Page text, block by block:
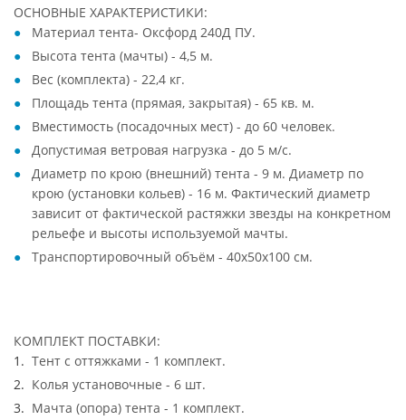
ОСНОВНЫЕ ХАРАКТЕРИСТИКИ:
Материал тента- Оксфорд 240Д ПУ.
Высота тента (мачты) - 4,5 м.
Вес (комплекта) - 22,4 кг.
Площадь тента (прямая, закрытая) - 65 кв. м.
Вместимость (посадочных мест) - до 60 человек.
Допустимая ветровая нагрузка - до 5 м/с.
Диаметр по крою (внешний) тента - 9 м. Диаметр по
крою (установки кольев) - 16 м. Фактический диаметр
зависит от фактической растяжки звезды на конкретном
рельефе и высоты используемой мачты.
Транспортировочный объём - 40х50х100 см.
КОМПЛЕКТ ПОСТАВКИ:
Тент с оттяжками - 1 комплект.
Колья установочные - 6 шт.
Мачта (опора) тента - 1 комплект.